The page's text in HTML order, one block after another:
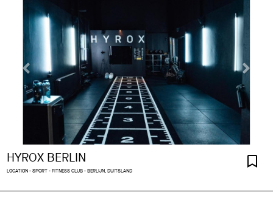
HYROX BERLIN
LOCATION - SPORT - FITNESS CLUB - BERLIJN, DUITSLAND